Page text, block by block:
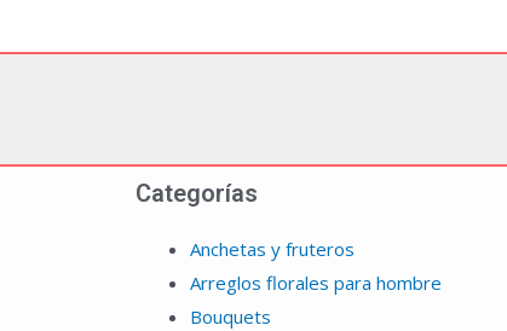
Categorías
Anchetas y fruteros
Arreglos florales para hombre
Bouquets